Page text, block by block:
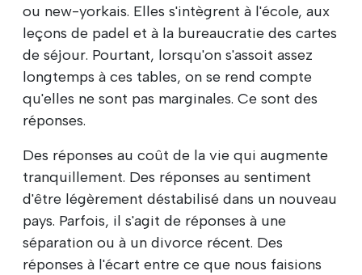
ou new-yorkais. Elles s'intègrent à l'école, aux
leçons de padel et à la bureaucratie des cartes
de séjour. Pourtant, lorsqu'on s'assoit assez
longtemps à ces tables, on se rend compte
qu'elles ne sont pas marginales. Ce sont des
réponses.
Des réponses au coût de la vie qui augmente
tranquillement. Des réponses au sentiment
d'être légèrement déstabilisé dans un nouveau
pays. Parfois, il s'agit de réponses à une
séparation ou à un divorce récent. Des
réponses à l'écart entre ce que nous faisions